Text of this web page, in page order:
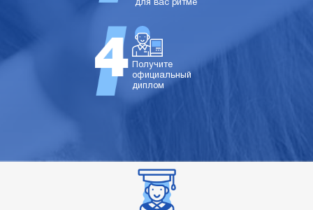
для вас ритме
Получите
официальный
диплом